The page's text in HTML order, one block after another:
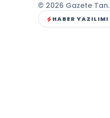
© 2026 Gazete Tan.
HABER YAZILIMI